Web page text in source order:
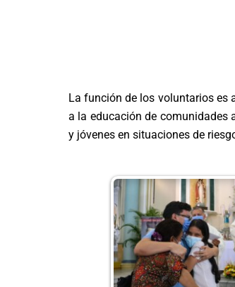
La función de los voluntarios es
a la educación de comunidades
y jóvenes en situaciones de